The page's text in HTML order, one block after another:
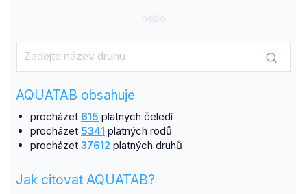
nebo
AQUATAB obsahuje
procházet 615 platných čeledí
procházet 5341 platných rodů
procházet 37612 platných druhů
Jak citovat AQUATAB?